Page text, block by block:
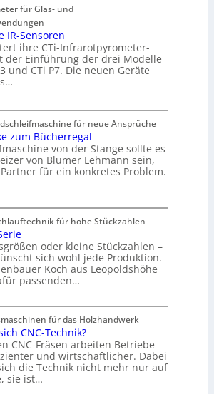
für Glas- und
IR-Sensoren
ihre CTi-Infrarotpyrometer-
der Einführung der drei Modelle
und CTi P7. Die neuen Geräte
für neue Ansprüche
zum Bücherregal
von der Stange sollte es
von Blumer Lehmann sein,
für ein konkretes Problem.
für hohe Stückzahlen
oder kleine Stückzahlen –
sich wohl jede Produktion.
Koch aus Leopoldshöhe
passenden…
für das Holzhandwerk
CNC-Technik?
CNC-Fräsen arbeiten Betriebe
und wirtschaftlicher. Dabei
die Technik nicht mehr nur auf
sie ist…